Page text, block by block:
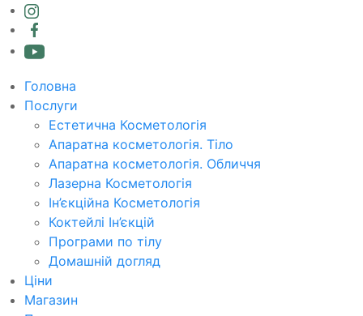
Головна
Послуги
Естетична Косметологія
Апаратна косметологія. Тіло
Апаратна косметологія. Обличчя
Лазерна Косметологія
Ін’єкційна Косметологія
Коктейлі Ін’єкцій
Програми по тілу
Домашній догляд
Ціни
Магазин